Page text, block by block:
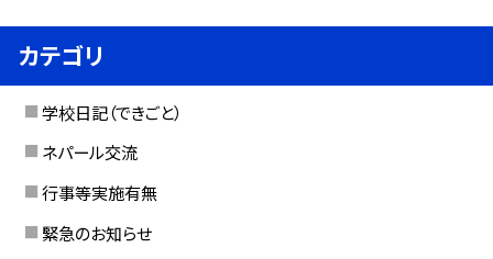
カテゴリ
学校日記（できごと）
ネパール交流
行事等実施有無
緊急のお知らせ